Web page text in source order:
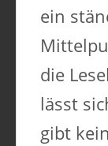
ein
die
lässt
gibt